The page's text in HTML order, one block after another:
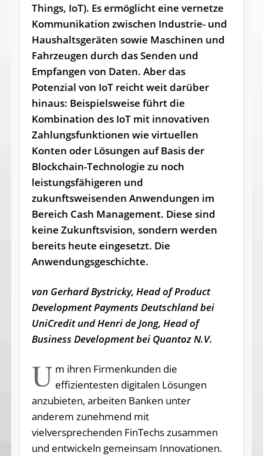
Things, IoT). Es ermöglicht eine vernetze
Kommunikation zwischen Industrie- und
Haushaltsgeräten sowie Maschinen und
Fahrzeugen durch das Senden und
Empfangen von Daten. Aber das
Potenzial von IoT reicht weit darüber
hinaus: Beispielsweise führt die
Kombination des IoT mit innovativen
Zahlungsfunktionen wie virtuellen
Konten oder Lösungen auf Basis der
Blockchain-Technologie zu noch
leistungsfähigeren und
zukunftsweisenden Anwendungen im
Bereich Cash Management. Diese sind
keine Zukunftsvision, sondern werden
bereits heute eingesetzt. Die
Anwendungsgeschichte.
von Gerhard Bystricky, Head of Product
Development Payments Deutschland bei
UniCredit und Henri de Jong, Head of
Business Development bei Quantoz N.V.
U m ihren Firmenkunden die
effizientesten digitalen Lösungen
anzubieten, arbeiten Banken unter
anderem zunehmend mit
vielversprechenden FinTechs zusammen
und entwickeln gemeinsam Innovationen.